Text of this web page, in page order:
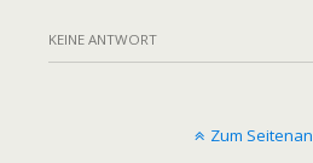
KEINE ANTWORT
Zum